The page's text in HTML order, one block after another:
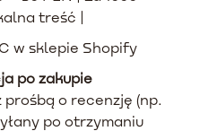
treść |
w sklepie Shopify
po zakupie
o recenzję (np.
po otrzymaniu